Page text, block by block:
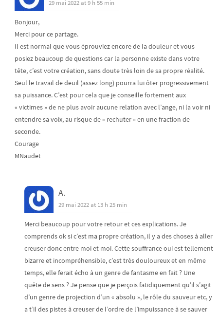
29 mai 2022 at 9 h 55 min
Bonjour,
Merci pour ce partage.
Il est normal que vous éprouviez encore de la douleur et vous
posiez beaucoup de questions car la personne existe dans votre
tête, c’est votre création, sans doute très loin de sa propre réalité.
Seul le travail de deuil (assez long) pourra lui ôter progressivement
sa puissance. C’est pour cela que je conseille fortement aux
« victimes » de ne plus avoir aucune relation avec l’ange, ni la voir ni
entendre sa voix, au risque de « rechuter » en une fraction de
seconde.
Courage
MNaudet
A.
29 mai 2022 at 13 h 25 min
Merci beaucoup pour votre retour et ces explications. Je
comprends ok si c’est ma propre création, il y a des choses à aller
creuser donc entre moi et moi. Cette souffrance oui est tellement
bizarre et incompréhensible, c’est très douloureux et en même
temps, elle ferait écho à un genre de fantasme en fait ? Une
quête de sens ? Je pense que je perçois fatidiquement qu’il s’agit
d’un genre de projection d’un « absolu », le rôle du sauveur etc, y
a t’il des pistes à creuser de l’ordre de l’impuissance à se sauver